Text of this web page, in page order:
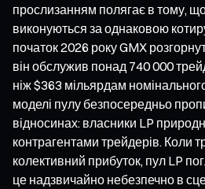
прослизанням полягає в тому,
виконуються за однаковою
початок 2026 року GMX
він обслужив понад 740 000
ніж $363 мільярдам
моделі пулу безпосередньо
відносинах: власники LP
контрагентами трейдерів. Коли
колективний прибуток, пул LP
це надзвичайно небезпечно в